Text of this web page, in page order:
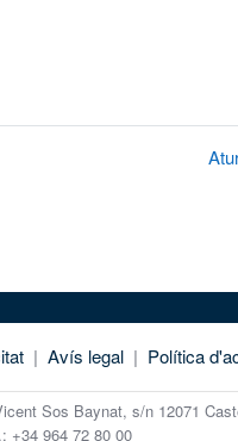
| Avís legal | Política
Sos Baynat, s/n 12071
+34 964 72 80 00